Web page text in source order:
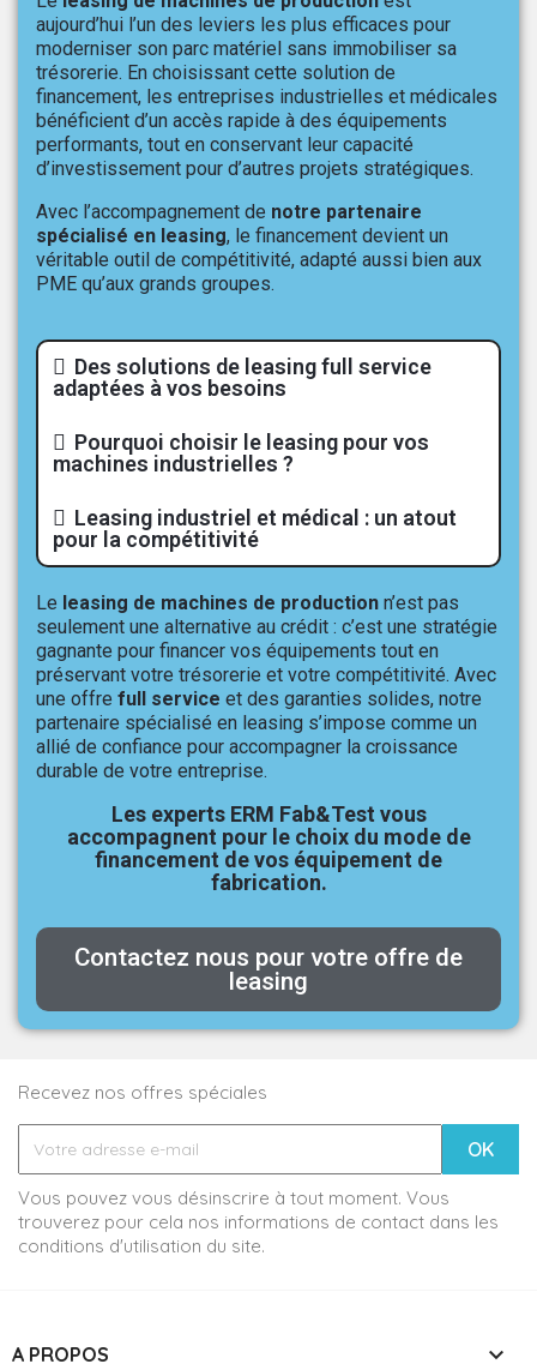
aujourd’hui l’un des leviers les plus efficaces pour
moderniser son parc matériel sans immobiliser sa
trésorerie. En choisissant cette solution de
financement, les entreprises industrielles et médicales
bénéficient d’un accès rapide à des équipements
performants, tout en conservant leur capacité
d’investissement pour d’autres projets stratégiques.
Avec l’accompagnement de notre partenaire
spécialisé en leasing, le financement devient un
véritable outil de compétitivité, adapté aussi bien aux
PME qu’aux grands groupes.
Des solutions de leasing full service
adaptées à vos besoins
Pourquoi choisir le leasing pour vos
machines industrielles ?
Leasing industriel et médical : un atout
pour la compétitivité
Le leasing de machines de production n’est pas
seulement une alternative au crédit : c’est une stratégie
gagnante pour financer vos équipements tout en
préservant votre trésorerie et votre compétitivité. Avec
une offre full service et des garanties solides, notre
partenaire spécialisé en leasing s’impose comme un
allié de confiance pour accompagner la croissance
durable de votre entreprise.
Les experts ERM Fab&Test vous
accompagnent pour le choix du mode de
financement de vos équipement de
fabrication.
Contactez nous pour votre offre de
leasing
Recevez nos offres spéciales
Vous pouvez vous désinscrire à tout moment. Vous
trouverez pour cela nos informations de contact dans les
conditions d'utilisation du site.
A PROPOS 